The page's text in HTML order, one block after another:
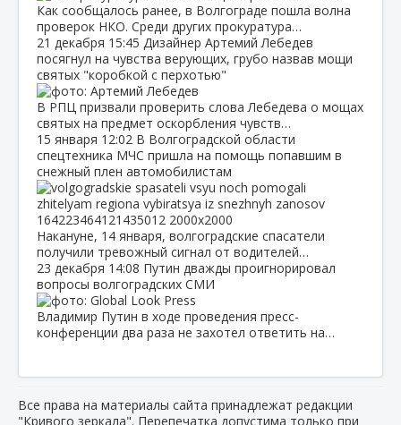
Как сообщалось ранее, в Волгограде пошла волна
проверок НКО. Среди других прокуратура…
21 декабря 15:45 Дизайнер Артемий Лебедев
посягнул на чувства верующих, грубо назвав мощи
святых "коробкой с перхотью"
В РПЦ призвали проверить слова Лебедева о мощах
святых на предмет оскорбления чувств…
15 января 12:02 В Волгоградской области
спецтехника МЧС пришла на помощь попавшим в
снежный плен автомобилистам
Накануне, 14 января, волгоградские спасатели
получили тревожный сигнал от водителей…
23 декабря 14:08 Путин дважды проигнорировал
вопросы волгоградских СМИ
Владимир Путин в ходе проведения пресс-
конференции два раза не захотел ответить на…
Все права на материалы сайта принадлежат редакции
"Кривого зеркала". Перепечатка допустима только при